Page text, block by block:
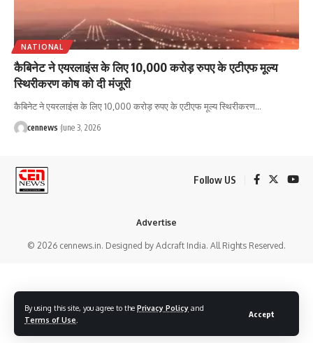
By using this site, you agree to the Privacy Policy and
Terms of Use
Accept
NATIONAL
कैबिनेट ने एयरलाइंस के लिए 10,000 करोड़ रुपए के एटीएफ मूल्य
स्थिरीकरण कोष को दी मंजूरी
कैबिनेट ने एयरलाइंस के लिए 10,000 करोड़ रुपए के एटीएफ मूल्य स्थिरीकरण…
cennews June 3, 2026
Follow US
© 2026 cennews.in. Designed by Adcraft India. All Rights Reserved.
Advertise